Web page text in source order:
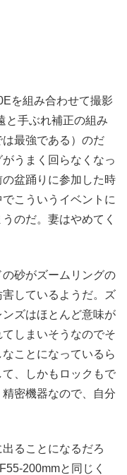
を組み合わせて撮影
と手ぶれ補正の組み
最強である）のだ
うまく回らなくなっ
盆踊りに参加した時
こういうイベントに
のだ。妻はやめてく
砂がズームリングの
しているようだ。ズ
ズはほとんど意味が
しまいそうなのでそ
ことになっているら
、しかもロックもで
密機器なので、自分
ることになるだろ
200mmと同じく